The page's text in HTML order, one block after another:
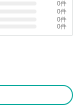
0件
0件
0件
0件